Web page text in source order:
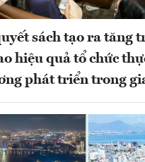
sách tạo ra tăng
hiệu quả tổ chức
phát triển trong